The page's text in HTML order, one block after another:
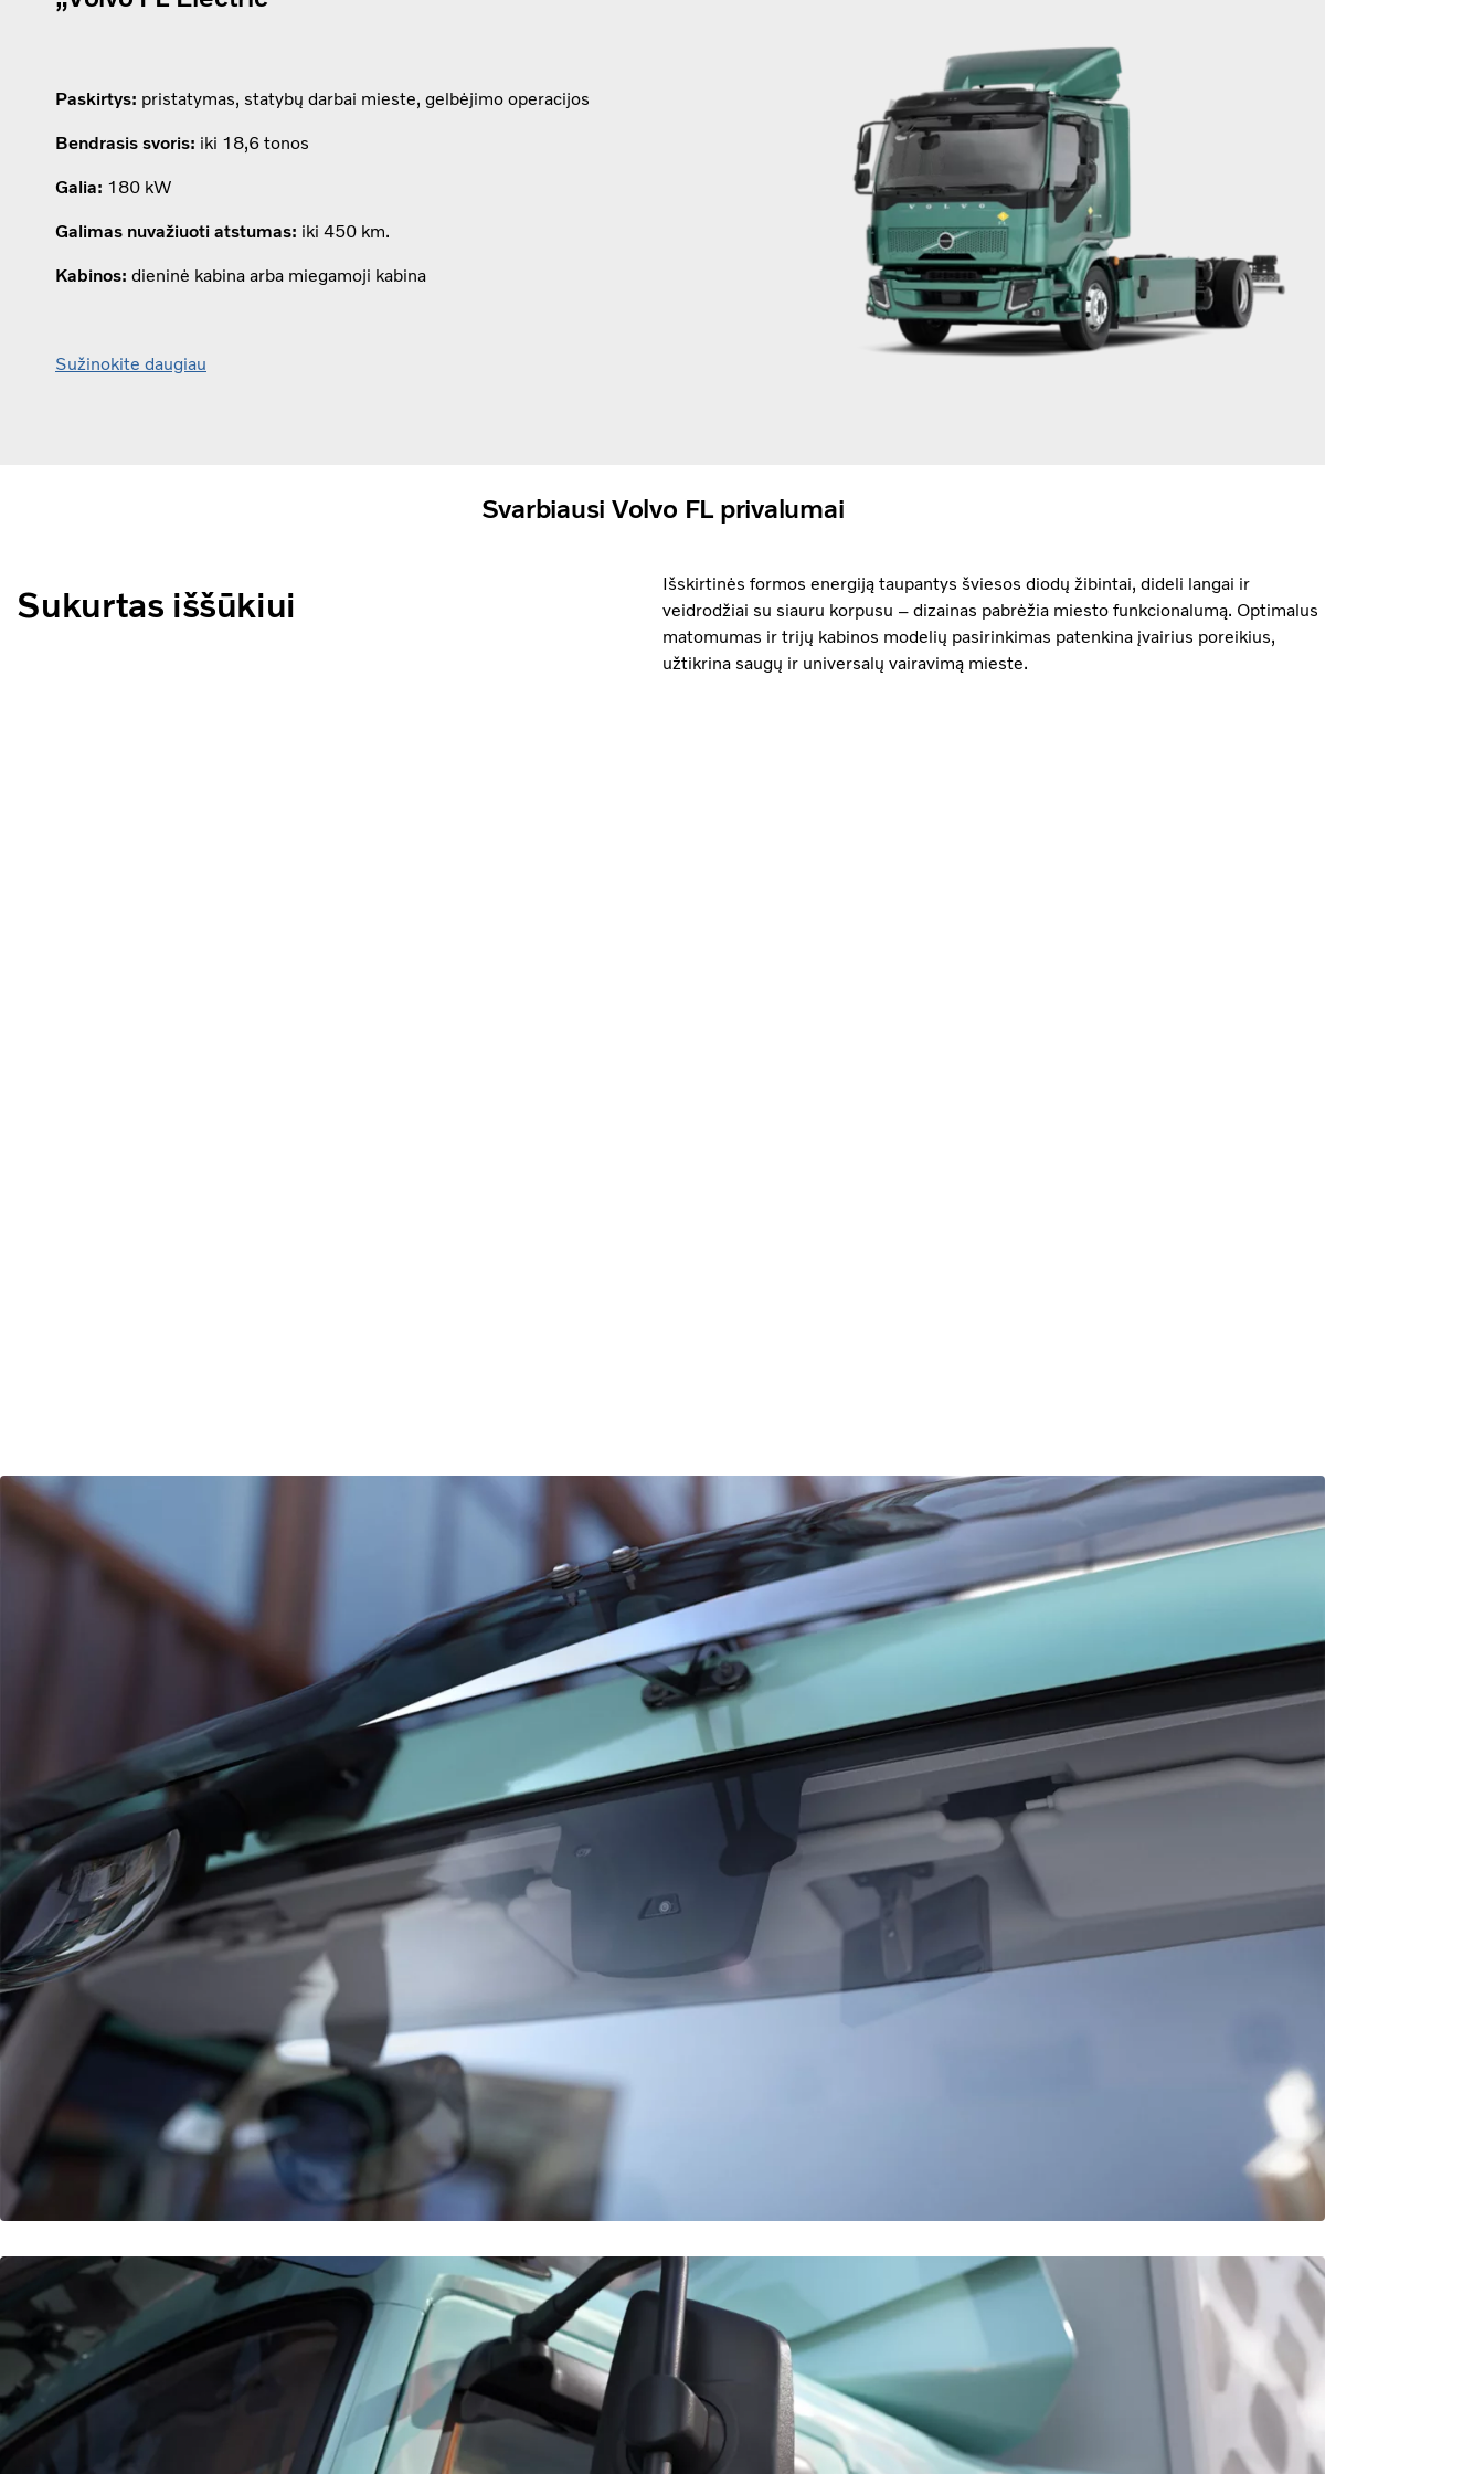
Paskirtys: pristatymas, statybų darbai mieste, gelbėjimo operacijos
Bendrasis svoris: iki 18,6 tonos
Galia: 180 kW
Galimas nuvažiuoti atstumas: iki 450 km.
Kabinos: dieninė kabina arba miegamoji kabina
Sužinokite daugiau
Svarbiausi Volvo FL privalumai
Sukurtas iššūkiui
Išskirtinės formos energiją taupantys šviesos diodų žibintai, dideli langai ir
veidrodžiai su siauru korpusu – dizainas pabrėžia miesto funkcionalumą. Optimalus
matomumas ir trijų kabinos modelių pasirinkimas patenkina įvairius poreikius,
užtikrina saugų ir universalų vairavimą mieste.